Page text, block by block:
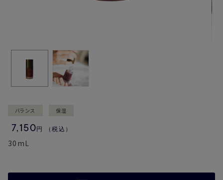
バランス 保湿
7,150円 （税込）
30mL